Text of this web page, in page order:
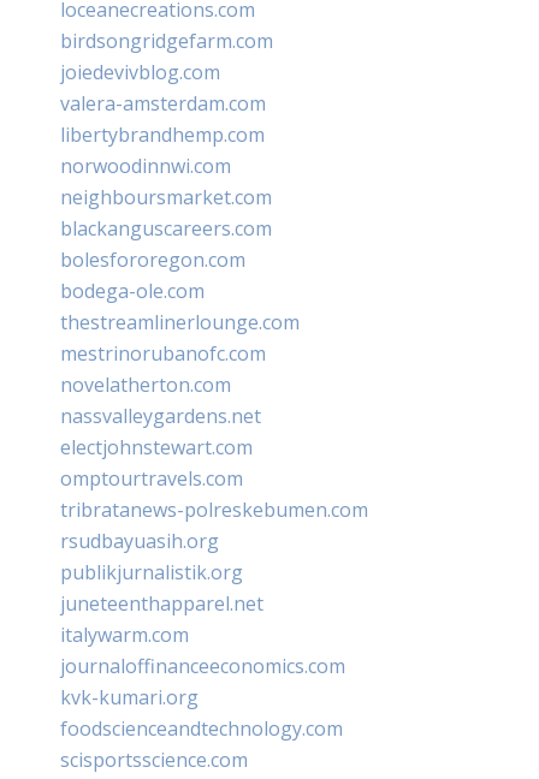
loceanecreations.com
birdsongridgefarm.com
joiedevivblog.com
valera-amsterdam.com
libertybrandhemp.com
norwoodinnwi.com
neighboursmarket.com
blackanguscareers.com
bolesfororegon.com
bodega-ole.com
thestreamlinerlounge.com
mestrinorubanofc.com
novelatherton.com
nassvalleygardens.net
electjohnstewart.com
omptourtravels.com
tribratanews-polreskebumen.com
rsudbayuasih.org
publikjurnalistik.org
juneteenthapparel.net
italywarm.com
journaloffinanceeconomics.com
kvk-kumari.org
foodscienceandtechnology.com
scisportsscience.com